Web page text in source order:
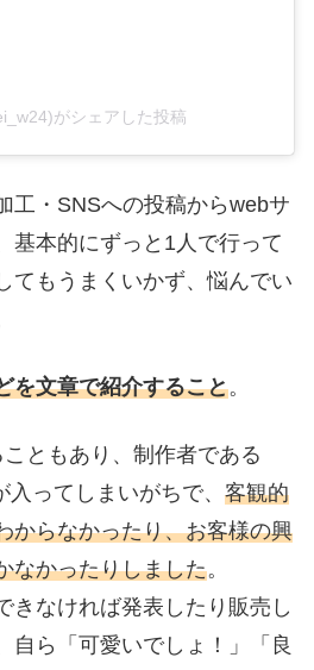
がシェアした投稿
工・SNSへの投稿からwebサ
基本的にずっと1人で行って
てもうまくいかず、悩んでい
を文章で紹介すること。
ともあり、制作者である
ってしまいがちで、 客観的
からなかったり、お客様の興
なかったりしました。
きなければ発表したり販売し
自ら「可愛いでしょ！」「良